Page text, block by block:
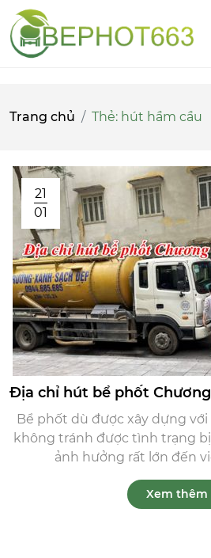
Trang chủ Thẻ: hút hầm cầu
21
01
Địa chỉ hút bể phốt
Bể phốt dù được xây dựng
không tránh được tình trạng bị
ảnh hưởng rất lớn đến
Xem thêm